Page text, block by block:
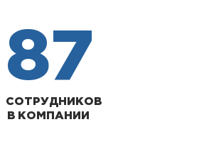
87
СОТРУДНИКОВ
В КОМПАНИИ